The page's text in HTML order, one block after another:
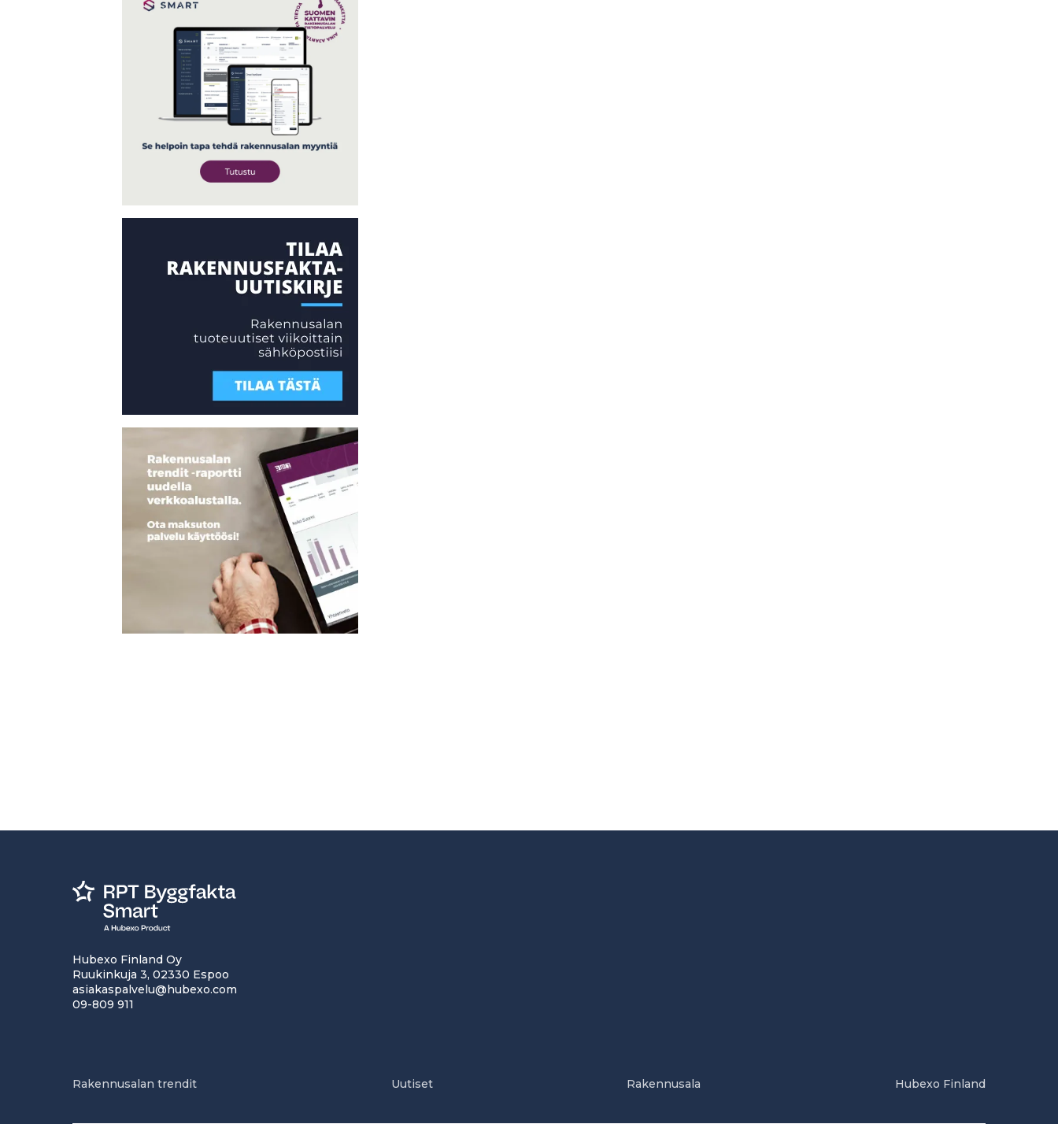
Hubexo Finland Oy
Ruukinkuja 3, 02330 Espoo
asiakaspalvelu@hubexo.com
09-809 911
Rakennusalan trendit Uutiset Rakennusala Hubexo Finland